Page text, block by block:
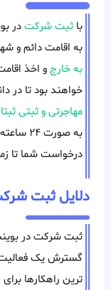
با ثبت شرکتدر
به اقامت دائم و
به خارجو اخذ
خواهند بود تا در
مهاجرتی و ثبتی ثبتا
به
درخواست شما تا
دلایل ثبت
ثبت شرکت در
گسترش یک فعالیت
ترین راهکارها برای